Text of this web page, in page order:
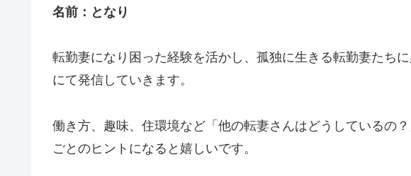
名前：となり
転勤妻になり困った経験を活かし、孤独に生きる転勤妻たち
にて発信していきます。
働き方、趣味、住環境など「他の転妻さんはどうしているの
ごとのヒントになると嬉しいです。